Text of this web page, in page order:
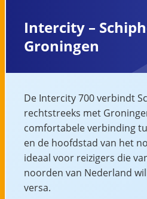
Intercity –
Groningen
De Intercity 700 verbindt
rechtstreeks met
comfortabele verbinding
en de hoofdstad van het
ideaal voor reizigers die
noorden van Nederland
versa.